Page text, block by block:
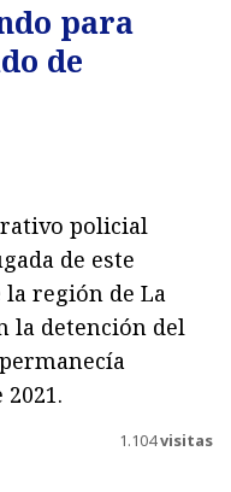
para
de
policial
de este
región de La
la detención del
1.104visitas